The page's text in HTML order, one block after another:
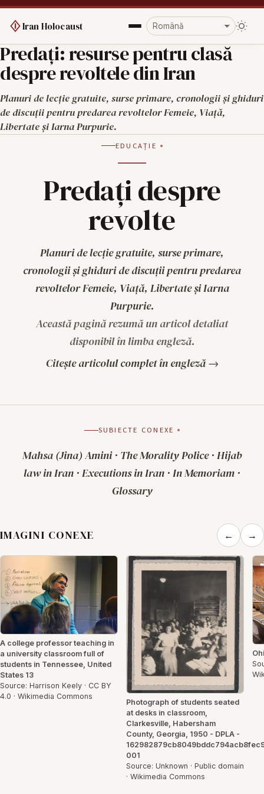
Iran Holocaust
Predați: resurse pentru clasă
despre revoltele din Iran
Planuri de lecție gratuite, surse primare, cronologii și ghiduri
de discuții pentru predarea revoltelor Femeie, Viață,
Libertate și Iarna Purpurie.
EDUCAȚIE
Predați despre
revolte
Planuri de lecție gratuite, surse primare,
cronologii și ghiduri de discuții pentru predarea
revoltelor Femeie, Viață, Libertate și Iarna
Purpurie.
Această pagină rezumă un articol detaliat
disponibil în limba engleză.
Citește articolul complet în engleză →
SUBIECTE CONEXE
Mahsa (Jina) Amini· The Morality Police· Hijab
law in Iran · Executions in Iran · In Memoriam ·
Glossary
IMAGINI CONEXE ← →
A college professor teaching in
a university classroom full of
students in Tennessee, United
States 13
Source: Harrison Keely · CC BY
4.0 · Wikimedia Commons
Photograph of students seated
at desks in classroom,
Clarkesville, Habersham
County, Georgia, 1950 - DPLA -
001
Source: Unknown · Public domain
· Wikimedia Commons